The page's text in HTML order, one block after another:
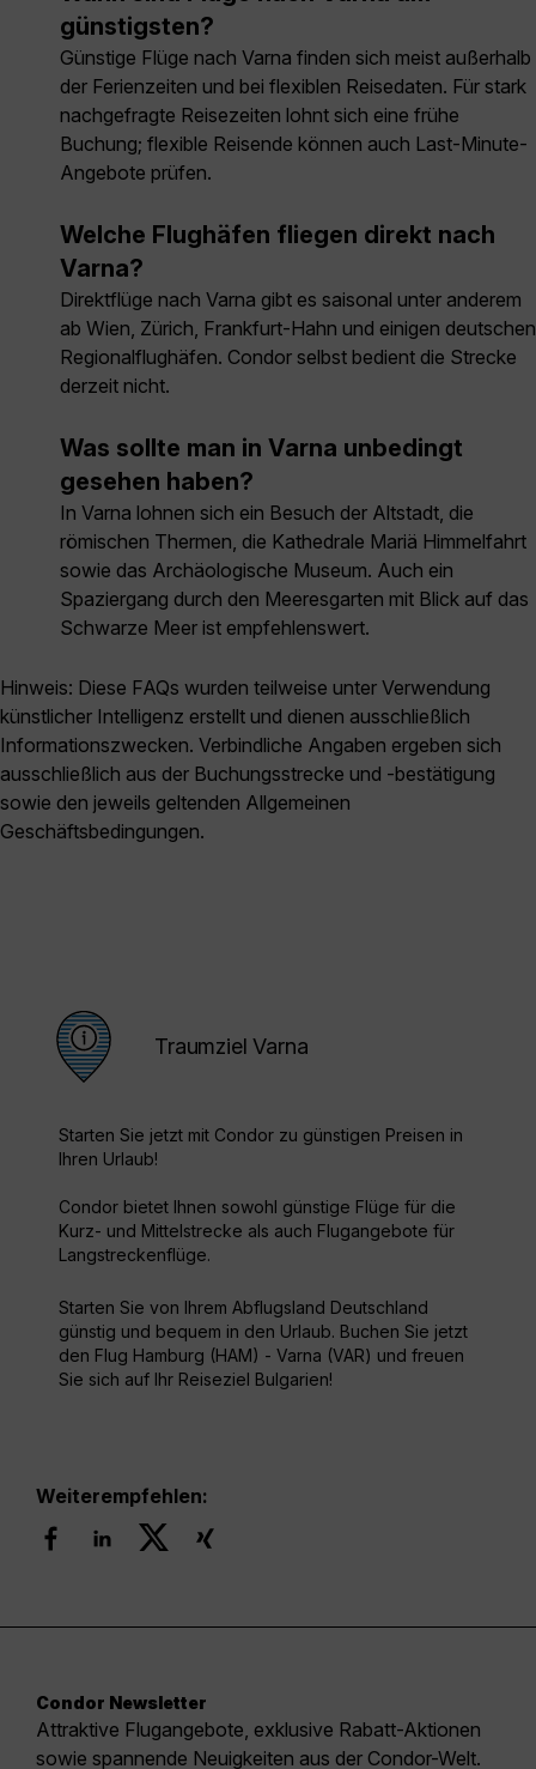
günstigsten?
Günstige Flüge nach Varna finden sich meist außerhalb
der Ferienzeiten und bei flexiblen Reisedaten. Für stark
nachgefragte Reisezeiten lohnt sich eine frühe
Buchung; flexible Reisende können auch Last-Minute-
Angebote prüfen.
Welche Flughäfen fliegen direkt nach
Varna?
Direktflüge nach Varna gibt es saisonal unter anderem
ab Wien, Zürich, Frankfurt-Hahn und einigen deutschen
Regionalflughäfen. Condor selbst bedient die Strecke
derzeit nicht.
Was sollte man in Varna unbedingt
gesehen haben?
In Varna lohnen sich ein Besuch der Altstadt, die
römischen Thermen, die Kathedrale Mariä Himmelfahrt
sowie das Archäologische Museum. Auch ein
Spaziergang durch den Meeresgarten mit Blick auf das
Schwarze Meer ist empfehlenswert.
Hinweis: Diese FAQs wurden teilweise unter Verwendung
künstlicher Intelligenz erstellt und dienen ausschließlich
Informationszwecken. Verbindliche Angaben ergeben sich
ausschließlich aus der Buchungsstrecke und -bestätigung
sowie den jeweils geltenden Allgemeinen
Geschäftsbedingungen.
Traumziel Varna
Starten Sie jetzt mit Condor zu günstigen Preisen in
Ihren Urlaub!
Condor bietet Ihnen sowohl günstige Flüge für die
Kurz- und Mittelstrecke als auch Flugangebote für
Langstreckenflüge.
Starten Sie von Ihrem Abflugsland Deutschland
günstig und bequem in den Urlaub. Buchen Sie jetzt
den Flug Hamburg (HAM) - Varna (VAR) und freuen
Sie sich auf Ihr Reiseziel Bulgarien!
Weiterempfehlen:
Condor Newsletter
Attraktive Flugangebote, exklusive Rabatt-Aktionen
sowie spannende Neuigkeiten aus der Condor-Welt.